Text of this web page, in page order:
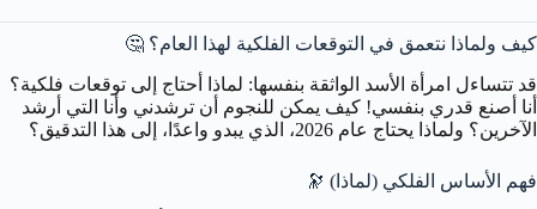
كيف ولماذا نتعمق في التوقعات الفلكية لهذا العام؟ 🤔
قد تتساءل امرأة الأسد الواثقة بنفسها: لماذا أحتاج إلى توقعات فلكية؟
أنا أصنع قدري بنفسي! كيف يمكن للنجوم أن ترشدني وأنا التي أرشد
الآخرين؟ ولماذا يحتاج عام 2026، الذي يبدو واعدًا، إلى هذا التدقيق؟
فهم الأساس الفلكي (لماذا) 🔭